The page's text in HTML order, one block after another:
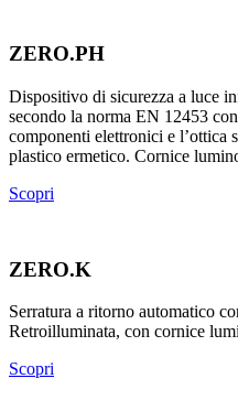
ZERO.PH
Dispositivo di sicurezza a luce
secondo la norma EN 12453
componenti elettronici e l’ottica
plastico ermetico. Cornice
Scopri
ZERO.K
Serratura a ritorno automatico
Retroilluminata, con cornice
Scopri